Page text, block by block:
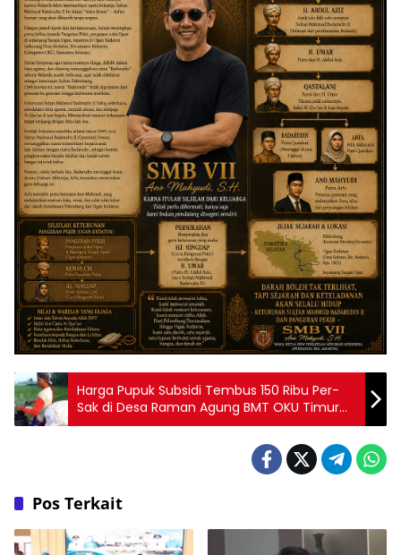
Harga Pupuk Subsidi Tembus 150 Ribu Per-
Sak di Desa Raman Agung BMT OKU Timur
Sumsel, Sudah Kesepakatan di Atas Materai
Pos Terkait